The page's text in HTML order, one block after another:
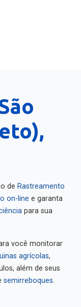
de Rastreamento
on-line e garanta
para sua
você monitorar
agrícolas,
além de seus
semirreboques.